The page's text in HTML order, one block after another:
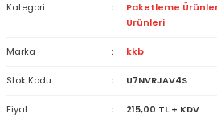
Kategori Paketleme
Ürünleri
Marka kkb
Stok Kodu U7NVRJAV4S
Fiyat 215,00 TL + KDV